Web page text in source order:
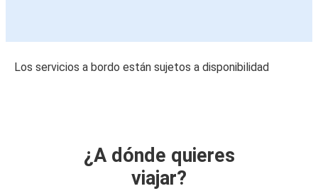
Los servicios a bordo están sujetos a disponibilidad
¿A dónde quieres
viajar?